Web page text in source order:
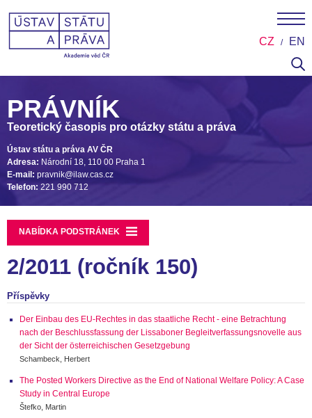
CZ EN
PRÁVNÍK
Teoretický časopis pro otázky státu a práva
Ústav státu a práva AV ČR
Adresa: Národní 18, 110 00 Praha 1
E-mail: pravnik@ilaw.cas.cz
Telefon: 221 990 712
NABÍDKA PODSTRÁNEK
2/2011 (ročník 150)
Příspěvky
Der Einbau des EU-Rechtes in das staatliche Recht - eine Betrachtung
nach der Beschlussfassung der Lissaboner Begleitverfassungsnovelle aus
der Sicht der österreichischen Gesetzgebung
Schambeck, Herbert
The Posted Workers Directive as the End of National Welfare Policy: A Case
Study in Central Europe
Štefko, Martin